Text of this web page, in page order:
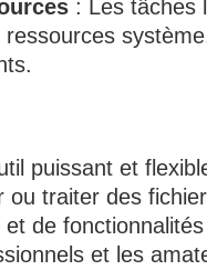
: Les tâches
puissant et
ou traiter des
de
et les